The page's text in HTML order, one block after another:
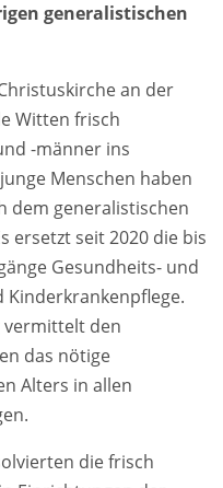
generalistischen
an der
Witten frisch
-männer ins
Menschen haben
dem generalistischen
ersetzt seit 2020 die bis
Gesundheits- und
Kinderkrankenpflege.
vermittelt den
das nötige
Alters in allen
die frisch